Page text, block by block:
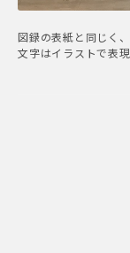
図録の表紙と同じく
文字はイラストで表現